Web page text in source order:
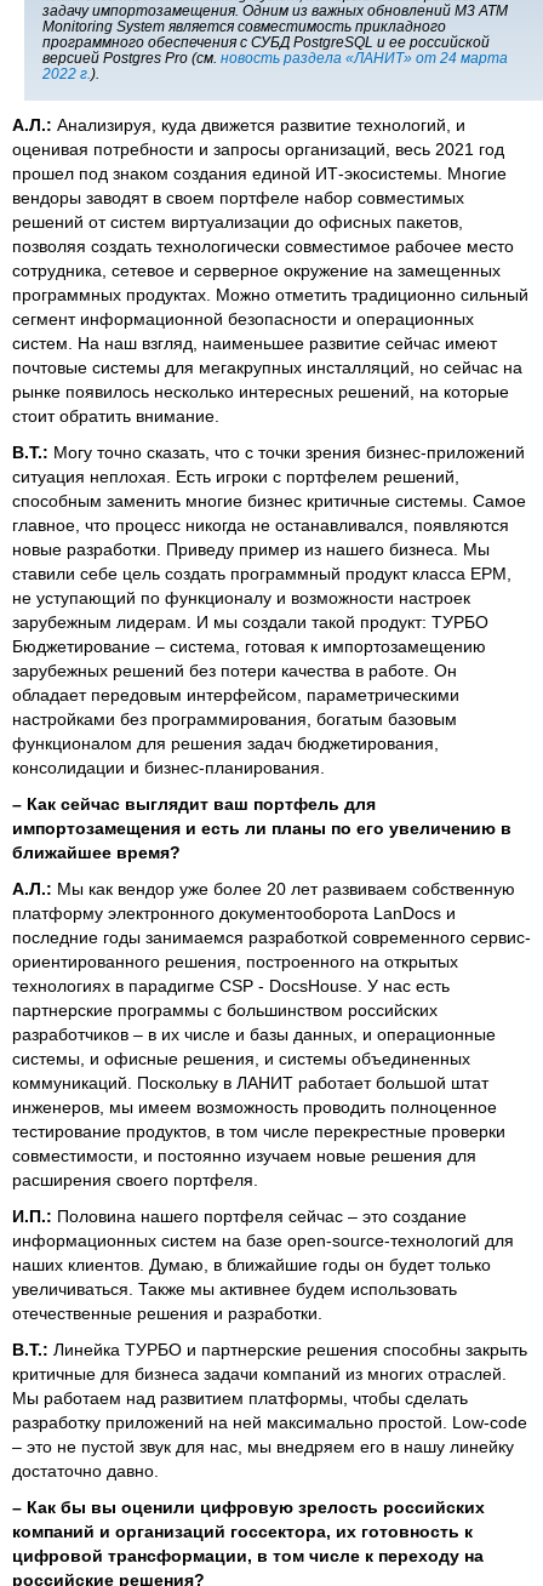
задачу импортозамещения. Одним из важных обновлений M3 ATM
Monitoring System является совместимость прикладного
программного обеспечения с СУБД PostgreSQL и ее российской
версией Postgres Pro (см. новость раздела «ЛАНИТ» от 24 марта
2022 г. ).
А.Л.: Анализируя, куда движется развитие технологий, и
оценивая потребности и запросы организаций, весь 2021 год
прошел под знаком создания единой ИТ-экосистемы. Многие
вендоры заводят в своем портфеле набор совместимых
решений от систем виртуализации до офисных пакетов,
позволяя создать технологически совместимое рабочее место
сотрудника, сетевое и серверное окружение на замещенных
программных продуктах. Можно отметить традиционно сильный
сегмент информационной безопасности и операционных
систем. На наш взгляд, наименьшее развитие сейчас имеют
почтовые системы для мегакрупных инсталляций, но сейчас на
рынке появилось несколько интересных решений, на которые
стоит обратить внимание.
В.Т.: Могу точно сказать, что с точки зрения бизнес-приложений
ситуация неплохая. Есть игроки с портфелем решений,
способным заменить многие бизнес критичные системы. Самое
главное, что процесс никогда не останавливался, появляются
новые разработки. Приведу пример из нашего бизнеса. Мы
ставили себе цель создать программный продукт класса EPM,
не уступающий по функционалу и возможности настроек
зарубежным лидерам. И мы создали такой продукт: ТУРБО
Бюджетирование – система, готовая к импортозамещению
зарубежных решений без потери качества в работе. Он
обладает передовым интерфейсом, параметрическими
настройками без программирования, богатым базовым
функционалом для решения задач бюджетирования,
консолидации и бизнес-планирования.
– Как сейчас выглядит ваш портфель для
импортозамещения и есть ли планы по его увеличению в
ближайшее время?
А.Л.: Мы как вендор уже более 20 лет развиваем собственную
платформу электронного документооборота LanDocs и
последние годы занимаемся разработкой современного сервис-
ориентированного решения, построенного на открытых
технологиях в парадигме CSP - DocsHouse. У нас есть
партнерские программы с большинством российских
разработчиков – в их числе и базы данных, и операционные
системы, и офисные решения, и системы объединенных
коммуникаций. Поскольку в ЛАНИТ работает большой штат
инженеров, мы имеем возможность проводить полноценное
тестирование продуктов, в том числе перекрестные проверки
совместимости, и постоянно изучаем новые решения для
расширения своего портфеля.
И.П.: Половина нашего портфеля сейчас – это создание
информационных систем на базе open-source-технологий для
наших клиентов. Думаю, в ближайшие годы он будет только
увеличиваться. Также мы активнее будем использовать
отечественные решения и разработки.
В.Т.: Линейка ТУРБО и партнерские решения способны закрыть
критичные для бизнеса задачи компаний из многих отраслей.
Мы работаем над развитием платформы, чтобы сделать
разработку приложений на ней максимально простой. Low-сode
– это не пустой звук для нас, мы внедряем его в нашу линейку
достаточно давно.
– Как бы вы оценили цифровую зрелость российских
компаний и организаций госсектора, их готовность к
цифровой трансформации, в том числе к переходу на
российские решения?